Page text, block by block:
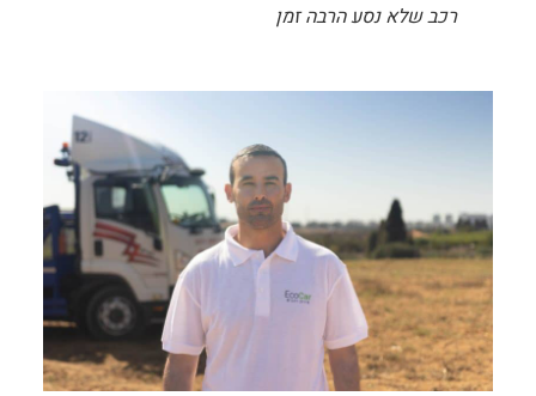
רכב שלא נסע הרבה זמן